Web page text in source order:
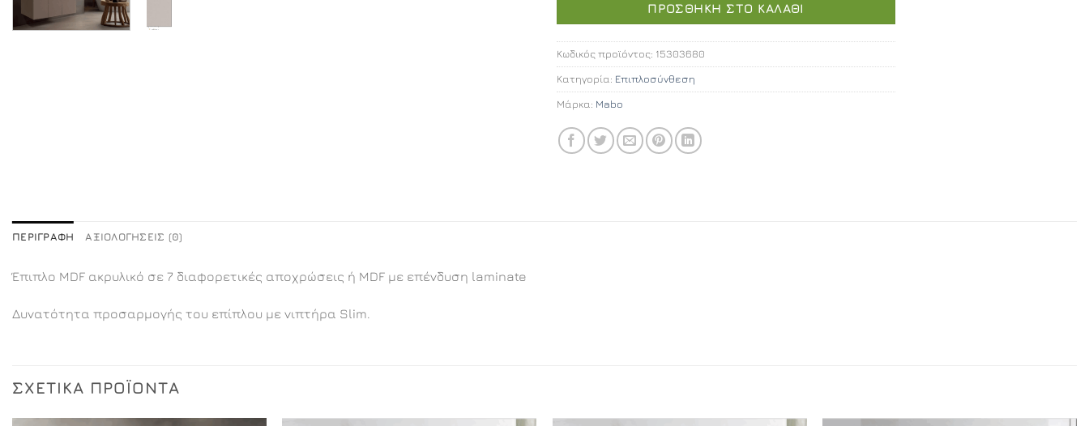
ΠΡΟΣΘΉΚΗ ΣΤΟ ΚΑΛΆΘΙ
Κωδικός προϊόντος: 15303680
Κατηγορία: Επιπλοσύνθεση
Μάρκα: Mabo
ΠΕΡΙΓΡΑΦΉ ΑΞΙΟΛΟΓΉΣΕΙΣ (0)
Έπιπλο MDF ακρυλικό σε 7 διαφορετικές αποχρώσεις ή MDF με επένδυση laminate
Δυνατότητα προσαρμογής του επίπλου με νιπτήρα Slim.
ΣΧΕΤΙΚΆ ΠΡΟΪΌΝΤΑ